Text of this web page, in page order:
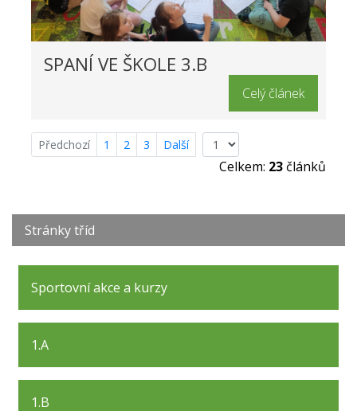
SPANÍ VE ŠKOLE 3.B
Celý článek
Předchozí 1 2 3 Další
Celkem: 23 článků
Stránky tříd
Sportovní akce a kurzy
1.A
1.B